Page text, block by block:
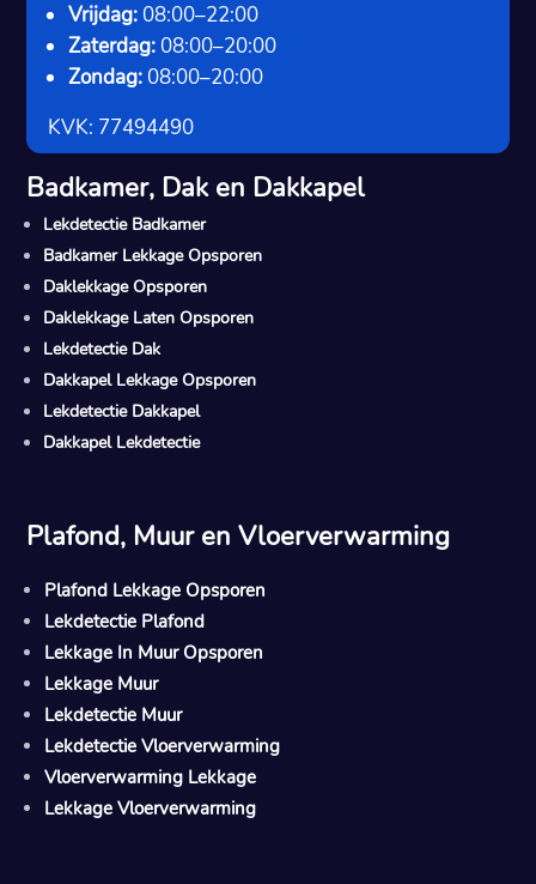
Vrijdag: 08:00–22:00
Zaterdag: 08:00–20:00
Zondag: 08:00–20:00
KVK: 77494490
Badkamer, Dak en Dakkapel
Lekdetectie Badkamer
Badkamer Lekkage Opsporen
Daklekkage Opsporen
Daklekkage Laten Opsporen
Lekdetectie Dak
Dakkapel Lekkage Opsporen
Lekdetectie Dakkapel
Dakkapel Lekdetectie
Plafond, Muur en Vloerverwarming
Plafond Lekkage Opsporen
Lekdetectie Plafond
Lekkage In Muur Opsporen
Lekkage Muur
Lekdetectie Muur
Lekdetectie Vloerverwarming
Vloerverwarming Lekkage
Lekkage Vloerverwarming